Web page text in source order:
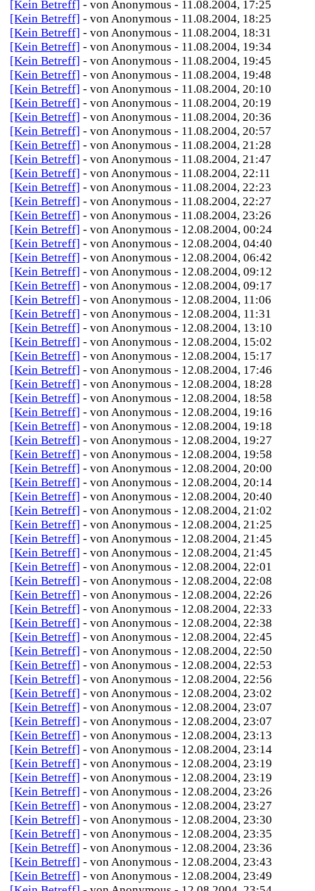
[Kein Betreff] - von Anonymous - 11.08.2004, 17:25
[Kein Betreff] - von Anonymous - 11.08.2004, 18:25
[Kein Betreff] - von Anonymous - 11.08.2004, 18:31
[Kein Betreff] - von Anonymous - 11.08.2004, 19:34
[Kein Betreff] - von Anonymous - 11.08.2004, 19:45
[Kein Betreff] - von Anonymous - 11.08.2004, 19:48
[Kein Betreff] - von Anonymous - 11.08.2004, 20:10
[Kein Betreff] - von Anonymous - 11.08.2004, 20:19
[Kein Betreff] - von Anonymous - 11.08.2004, 20:36
[Kein Betreff] - von Anonymous - 11.08.2004, 20:57
[Kein Betreff] - von Anonymous - 11.08.2004, 21:28
[Kein Betreff] - von Anonymous - 11.08.2004, 21:47
[Kein Betreff] - von Anonymous - 11.08.2004, 22:11
[Kein Betreff] - von Anonymous - 11.08.2004, 22:23
[Kein Betreff] - von Anonymous - 11.08.2004, 22:27
[Kein Betreff] - von Anonymous - 11.08.2004, 23:26
[Kein Betreff] - von Anonymous - 12.08.2004, 00:24
[Kein Betreff] - von Anonymous - 12.08.2004, 04:40
[Kein Betreff] - von Anonymous - 12.08.2004, 06:42
[Kein Betreff] - von Anonymous - 12.08.2004, 09:12
[Kein Betreff] - von Anonymous - 12.08.2004, 09:17
[Kein Betreff] - von Anonymous - 12.08.2004, 11:06
[Kein Betreff] - von Anonymous - 12.08.2004, 11:31
[Kein Betreff] - von Anonymous - 12.08.2004, 13:10
[Kein Betreff] - von Anonymous - 12.08.2004, 15:02
[Kein Betreff] - von Anonymous - 12.08.2004, 15:17
[Kein Betreff] - von Anonymous - 12.08.2004, 17:46
[Kein Betreff] - von Anonymous - 12.08.2004, 18:28
[Kein Betreff] - von Anonymous - 12.08.2004, 18:58
[Kein Betreff] - von Anonymous - 12.08.2004, 19:16
[Kein Betreff] - von Anonymous - 12.08.2004, 19:18
[Kein Betreff] - von Anonymous - 12.08.2004, 19:27
[Kein Betreff] - von Anonymous - 12.08.2004, 19:58
[Kein Betreff] - von Anonymous - 12.08.2004, 20:00
[Kein Betreff] - von Anonymous - 12.08.2004, 20:14
[Kein Betreff] - von Anonymous - 12.08.2004, 20:40
[Kein Betreff] - von Anonymous - 12.08.2004, 21:02
[Kein Betreff] - von Anonymous - 12.08.2004, 21:25
[Kein Betreff] - von Anonymous - 12.08.2004, 21:45
[Kein Betreff] - von Anonymous - 12.08.2004, 21:45
[Kein Betreff] - von Anonymous - 12.08.2004, 22:01
[Kein Betreff] - von Anonymous - 12.08.2004, 22:08
[Kein Betreff] - von Anonymous - 12.08.2004, 22:26
[Kein Betreff] - von Anonymous - 12.08.2004, 22:33
[Kein Betreff] - von Anonymous - 12.08.2004, 22:38
[Kein Betreff] - von Anonymous - 12.08.2004, 22:45
[Kein Betreff] - von Anonymous - 12.08.2004, 22:50
[Kein Betreff] - von Anonymous - 12.08.2004, 22:53
[Kein Betreff] - von Anonymous - 12.08.2004, 22:56
[Kein Betreff] - von Anonymous - 12.08.2004, 23:02
[Kein Betreff] - von Anonymous - 12.08.2004, 23:07
[Kein Betreff] - von Anonymous - 12.08.2004, 23:07
[Kein Betreff] - von Anonymous - 12.08.2004, 23:13
[Kein Betreff] - von Anonymous - 12.08.2004, 23:14
[Kein Betreff] - von Anonymous - 12.08.2004, 23:19
[Kein Betreff] - von Anonymous - 12.08.2004, 23:19
[Kein Betreff] - von Anonymous - 12.08.2004, 23:26
[Kein Betreff] - von Anonymous - 12.08.2004, 23:27
[Kein Betreff] - von Anonymous - 12.08.2004, 23:30
[Kein Betreff] - von Anonymous - 12.08.2004, 23:35
[Kein Betreff] - von Anonymous - 12.08.2004, 23:36
[Kein Betreff] - von Anonymous - 12.08.2004, 23:43
[Kein Betreff] - von Anonymous - 12.08.2004, 23:49